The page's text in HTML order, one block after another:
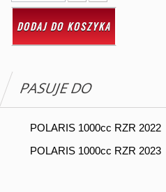
DODAJ DO KOSZYKA
PASUJE DO
POLARIS 1000cc RZR 2022
POLARIS 1000cc RZR 2023